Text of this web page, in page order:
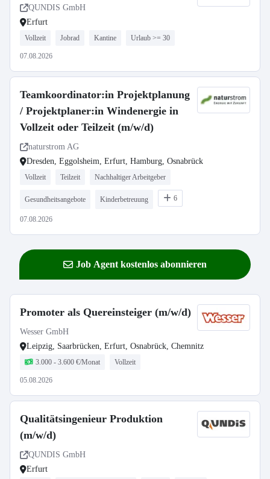
QUNDIS GmbH
Erfurt
Vollzeit Jobrad Kantine Urlaub >= 30
07.08.2026
Teamkoordinator:in Projektplanung
/ Projektplaner:in Windenergie in
Vollzeit oder Teilzeit (m/w/d)
naturstrom AG
Dresden, Eggolsheim, Erfurt, Hamburg, Osnabrück
Vollzeit Teilzeit Nachhaltiger Arbeitgeber
Gesundheitsangebote Kinderbetreuung 6
07.08.2026
Job Agent kostenlos abonnieren
Promoter als Quereinsteiger (m/w/d)
Wesser GmbH
Leipzig, Saarbrücken, Erfurt, Osnabrück, Chemnitz
3.000 - 3.600 €/Monat Vollzeit
05.08.2026
Qualitätsingenieur Produktion
(m/w/d)
QUNDIS GmbH
Erfurt